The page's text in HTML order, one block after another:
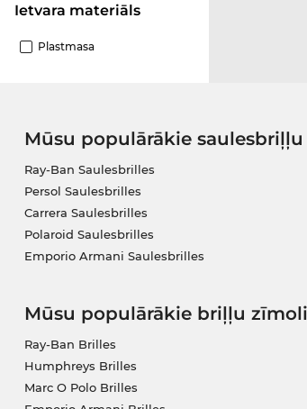
Ietvara materiāls
Plastmasa
Mūsu populārākie
Ray-Ban Saulesbrilles
Persol Saulesbrilles
Carrera Saulesbrilles
Polaroid Saulesbrilles
Emporio Armani Saulesbrilles
Mūsu populārākie briļļu zīmoli
Ray-Ban Brilles
Humphreys Brilles
Marc O Polo Brilles